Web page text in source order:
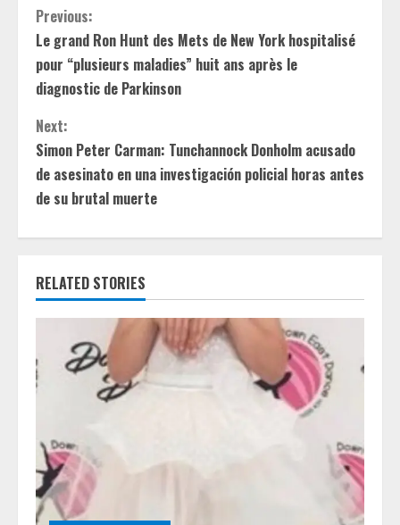
C
o
n
t
i
n
u
e
R
e
a
d
i
n
Previous:
Le grand Ron Hunt des Mets de New York hospitalisé
pour “plusieurs maladies” huit ans après le
diagnostic de Parkinson
Next:
Simon Peter Carman: Tunchannock Donholm acusado
de asesinato en una investigación policial horas antes
de su brutal muerte
RELATED STORIES